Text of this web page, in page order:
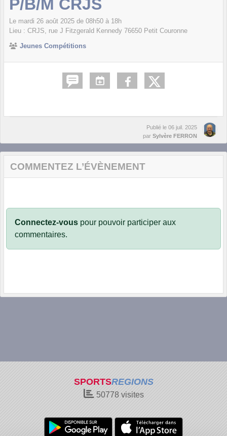
P/B/M CRJS
Le mardi 26 août 2025 de 08h50 à 18h
Lieu : CRJS, rue J Fitzgerald Kennedy 76650 Petit Couronne
Jeunes Compétitions
Publié le 06 juil. 2025
par Sylvère FERRON
COMMENTEZ L’ÉVÈNEMENT
Connectez-vous pour pouvoir participer aux
commentaires.
SPORTSREGIONS
50778visites